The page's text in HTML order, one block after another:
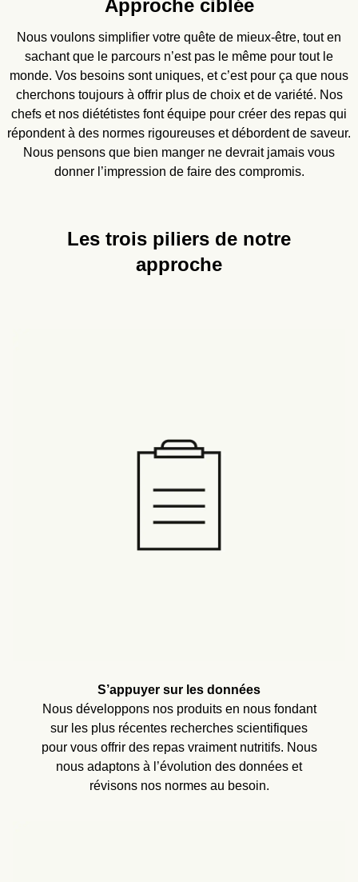
Approche ciblée
Nous voulons simplifier votre quête de mieux-être, tout en
sachant que le parcours n’est pas le même pour tout le
monde. Vos besoins sont uniques, et c’est pour ça que nous
cherchons toujours à offrir plus de choix et de variété. Nos
chefs et nos diététistes font équipe pour créer des repas qui
répondent à des normes rigoureuses et débordent de saveur.
Nous pensons que bien manger ne devrait jamais vous
donner l’impression de faire des compromis.
Les trois piliers de notre
approche
S’appuyer sur les données
Nous développons nos produits en nous fondant
sur les plus récentes recherches scientifiques
pour vous offrir des repas vraiment nutritifs. Nous
nous adaptons à l’évolution des données et
révisons nos normes au besoin.